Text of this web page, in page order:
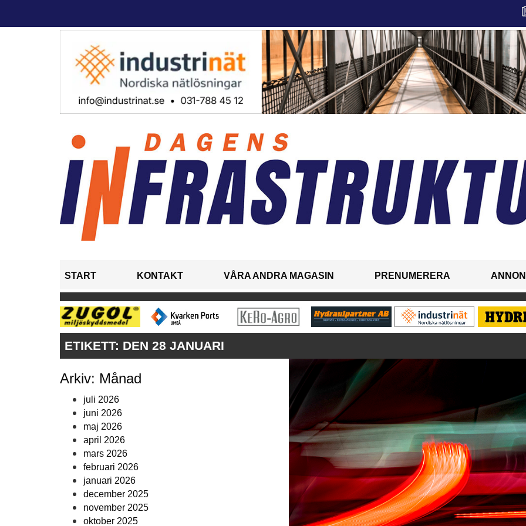
START KONTAKT VÅRA ANDRA MAGASIN PRENUMERERA
ETIKETT: DEN 28 JANUARI
Arkiv: Månad
juli 2026
juni 2026
maj 2026
april 2026
mars 2026
februari 2026
januari 2026
december 2025
november 2025
oktober 2025